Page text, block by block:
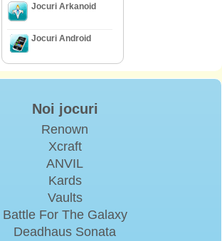
Jocuri Arkanoid
Jocuri Android
Noi jocuri
Renown
Xcraft
ANVIL
Kards
Vaults
Battle For The Galaxy
Deadhaus Sonata